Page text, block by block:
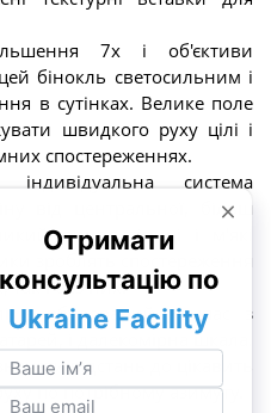
7х і об'єктиви
бінокль светосильним і
в сутінках. Велике поле
швидкого руху цілі і
спостереженнях.
система
від центральної, більш
винос зіниці і м'які
зроблять спостереження
і без них.
є вбудований компас з
і далекомірна шкала.
відстань до цікавить
по потрібному азимуту.